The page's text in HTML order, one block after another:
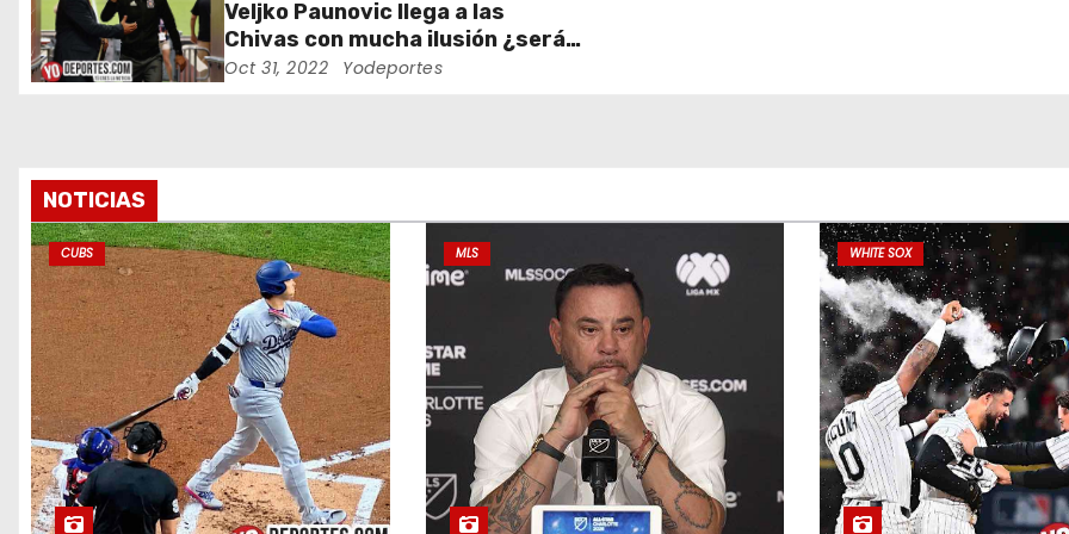
e
r
a
d
a
s
Veljko Paunovic llega a las
Chivas con mucha ilusión ¿será
suficiente?
Oct 31, 2022 Yodeportes
NOTICIAS
CUBS MLS WHITE SOX